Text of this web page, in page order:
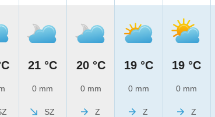
21 °C
0 mm
SZ
20 °C
0 mm
Z
19 °C
0 mm
Z
19 °C
0 mm
Z